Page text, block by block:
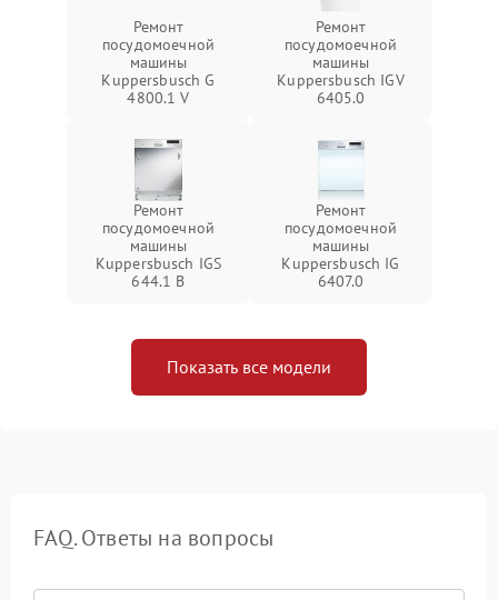
Ремонт
посудомоечной
машины
Kuppersbusch G
4800.1 V
Ремонт
посудомоечной
машины
Kuppersbusch IGV
6405.0
Ремонт
посудомоечной
машины
Kuppersbusch IGS
644.1 B
Ремонт
посудомоечной
машины
Kuppersbusch IG
6407.0
Показать все модели
FAQ. Ответы на вопросы